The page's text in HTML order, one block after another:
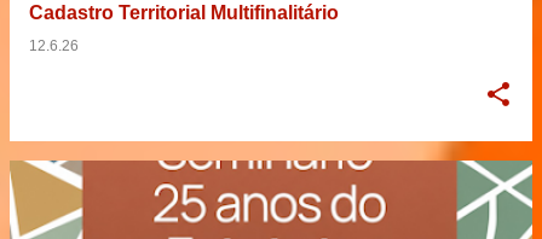
Cadastro Territorial Multifinalitário
12.6.26